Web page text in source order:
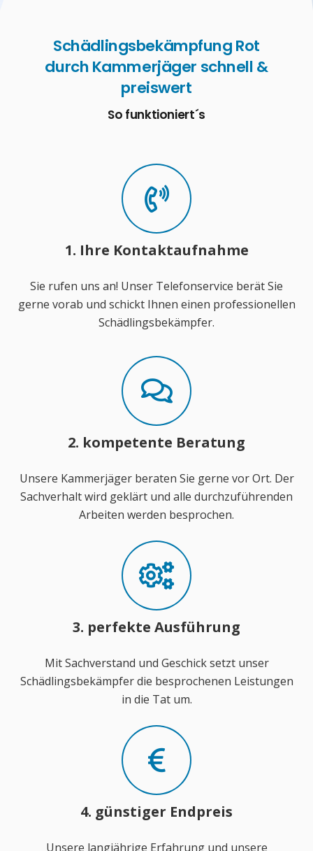
Schädlingsbekämpfung Rot
durch Kammerjäger schnell &
preiswert
So funktioniert´s
1. Ihre Kontaktaufnahme
Sie rufen uns an! Unser Telefonservice berät Sie
gerne vorab und schickt Ihnen einen professionellen
Schädlingsbekämpfer.
2. kompetente Beratung
Unsere Kammerjäger beraten Sie gerne vor Ort. Der
Sachverhalt wird geklärt und alle durchzuführenden
Arbeiten werden besprochen.
3. perfekte Ausführung
Mit Sachverstand und Geschick setzt unser
Schädlingsbekämpfer die besprochenen Leistungen
in die Tat um.
4. günstiger Endpreis
Unsere langjährige Erfahrung und unsere